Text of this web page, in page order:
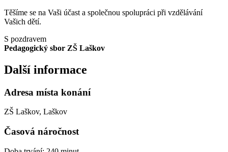
Těšíme se na Vaši účast a společnou spolupráci při vzdělávání
Vašich dětí.
S pozdravem
Pedagogický sbor ZŠ Laškov
Další informace
Adresa místa konání
ZŠ Laškov, Laškov
Časová náročnost